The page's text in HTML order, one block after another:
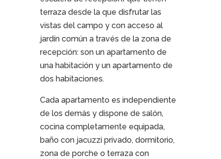
terraza desde la que disfrutar las
vistas del campo y con acceso al
jardín común a través de la zona de
recepción: son un apartamento de
una habitación y un apartamento de
dos habitaciones.
Cada apartamento es independiente
de los demás y dispone de salón,
cocina completamente equipada,
baño con jacuzzi privado, dormitorio,
zona de porche o terraza con